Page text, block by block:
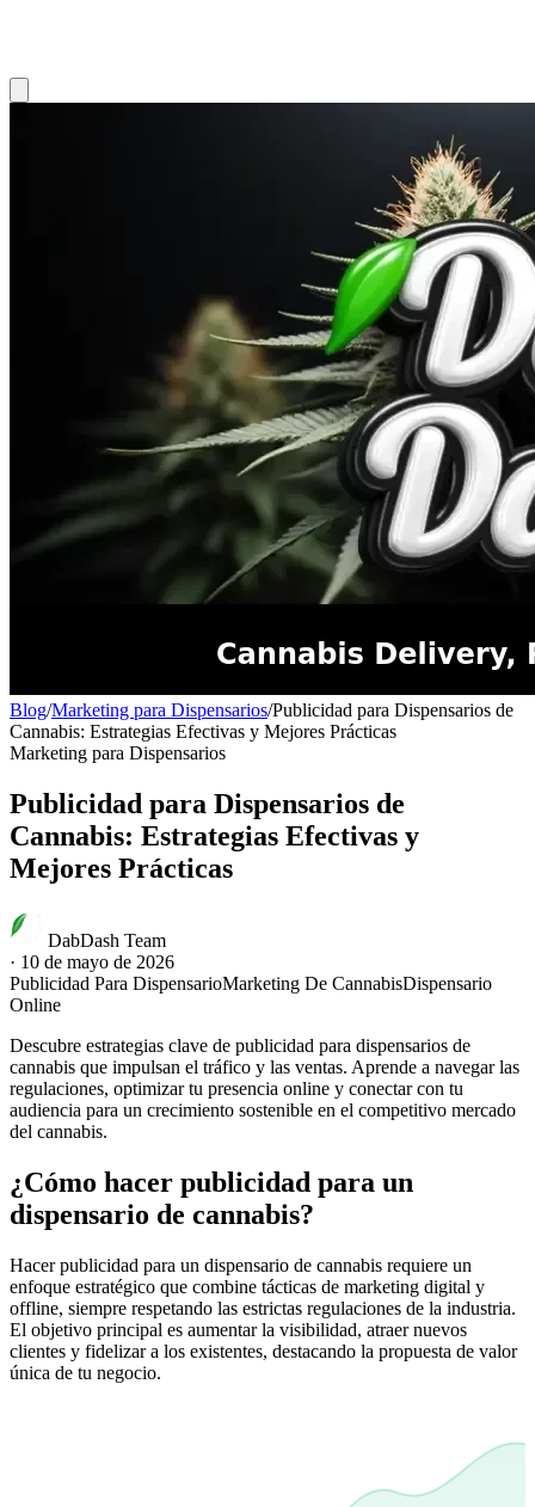
Blog/Marketing para Dispensarios/Publicidad para Dispensarios de
Cannabis: Estrategias Efectivas y Mejores Prácticas
Marketing para Dispensarios
Publicidad para Dispensarios de
Cannabis: Estrategias Efectivas y
Mejores Prácticas
DabDash Team
· 10 de mayo de 2026
Publicidad Para DispensarioMarketing De CannabisDispensario
Online
Descubre estrategias clave de publicidad para dispensarios de
cannabis que impulsan el tráfico y las ventas. Aprende a navegar las
regulaciones, optimizar tu presencia online y conectar con tu
audiencia para un crecimiento sostenible en el competitivo mercado
del cannabis.
¿Cómo hacer publicidad para un
dispensario de cannabis?
Hacer publicidad para un dispensario de cannabis requiere un
enfoque estratégico que combine tácticas de marketing digital y
offline, siempre respetando las estrictas regulaciones de la industria.
El objetivo principal es aumentar la visibilidad, atraer nuevos
clientes y fidelizar a los existentes, destacando la propuesta de valor
única de tu negocio.